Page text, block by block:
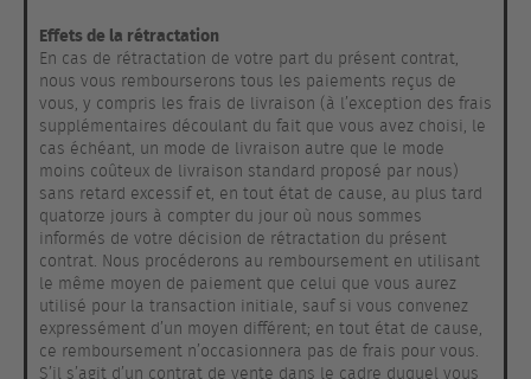
Effets de la rétractation
En cas de rétractation de votre part du présent contrat,
nous vous rembourserons tous les paiements reçus de
vous, y compris les frais de livraison (à l’exception des frais
supplémentaires découlant du fait que vous avez choisi, le
cas échéant, un mode de livraison autre que le mode
moins coûteux de livraison standard proposé par nous)
sans retard excessif et, en tout état de cause, au plus tard
quatorze jours à compter du jour où nous sommes
informés de votre décision de rétractation du présent
contrat. Nous procéderons au remboursement en utilisant
le même moyen de paiement que celui que vous aurez
utilisé pour la transaction initiale, sauf si vous convenez
expressément d’un moyen différent; en tout état de cause,
ce remboursement n’occasionnera pas de frais pour vous.
S’il s’agit d’un contrat de vente dans le cadre duquel vous